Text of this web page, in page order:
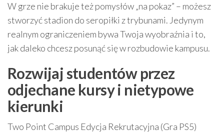
W grze nie brakuje też pomysłów „na pokaz” – możesz
stworzyć stadion do seropiłki z trybunami. Jedynym
realnym ograniczeniem bywa Twoja wyobraźnia i to,
jak daleko chcesz posunąć się w rozbudowie kampusu.
Rozwijaj studentów przez
odjechane kursy i nietypowe
kierunki
Two Point Campus Edycja Rekrutacyjna (Gra PS5)